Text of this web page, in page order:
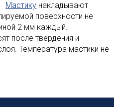
Мастику накладывают
поверхности не
2 мм каждый.
после твердения и
Температура мастики не